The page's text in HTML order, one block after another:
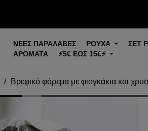
ΝΕΕΣ ΠΑΡΑΛΑΒΕΣ ΡΟΥΧΑ ΣΕΤ
ΑΡΩΜΑΤΑ
⚡5€ ΕΩΣ 15€⚡
Βρεφικό φόρεμα με φιογκάκια και